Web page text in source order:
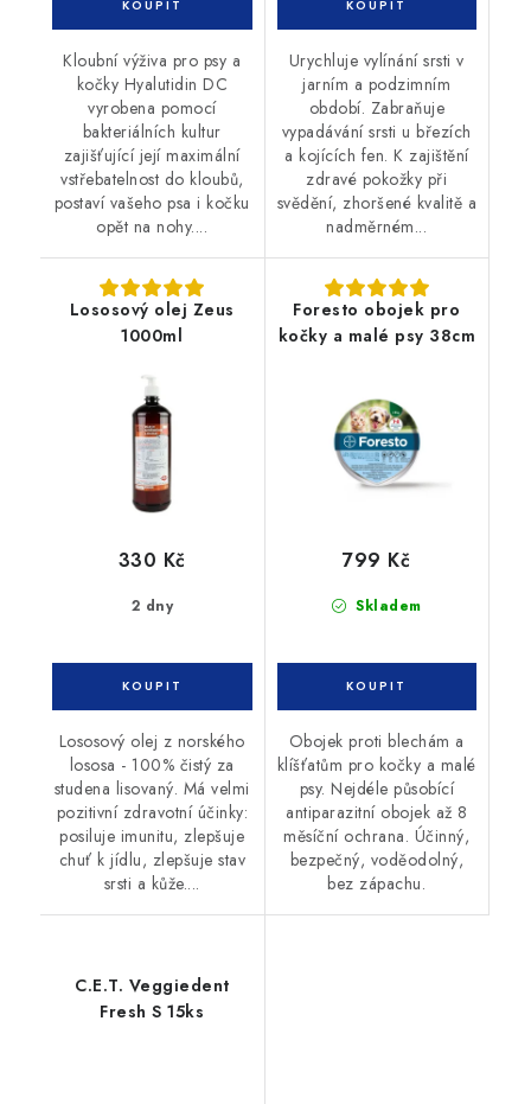
Kloubní výživa pro psy a
kočky Hyalutidin DC
vyrobena pomocí
bakteriálních kultur
zajišťující její maximální
vstřebatelnost do kloubů,
postaví vašeho psa i kočku
opět na nohy....
Urychluje vylínání srsti v
jarním a podzimním
období. Zabraňuje
vypadávání srsti u březích
a kojících fen. K zajištění
zdravé pokožky při
svědění, zhoršené kvalitě a
nadměrném...
Lososový olej Zeus
1000ml
2 dny
330 Kč
Lososový olej z norského
lososa - 100% čistý za
studena lisovaný. Má velmi
pozitivní zdravotní účinky:
posiluje imunitu, zlepšuje
chuť k jídlu, zlepšuje stav
srsti a kůže....
Foresto obojek pro
kočky a malé psy 38cm
Skladem
799 Kč
Obojek proti blechám a
klíšťatům pro kočky a malé
psy. Nejdéle působící
antiparazitní obojek až 8
měsíční ochrana. Účinný,
bezpečný, voděodolný,
bez zápachu.
C.E.T. Veggiedent
Fresh S 15ks